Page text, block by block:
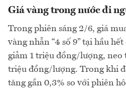
Giá vàng trong nước đi
Trong phiên sáng 2/6, giá
vàng nhẫn “4 số 9” tại hầu
giảm 1 triệu đồng/lượng, neo
triệu đồng/lượng. Trong khi
tăng gần 0,3% so với phiên